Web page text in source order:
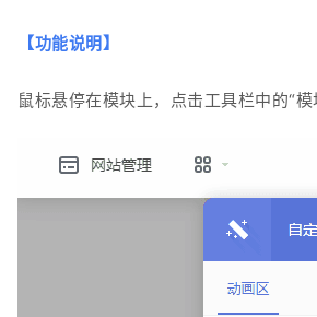
【功能说明】
鼠标悬停在模块上，点击工具栏中的“